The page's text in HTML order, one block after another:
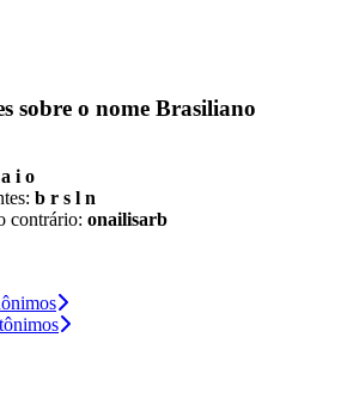
sobre o nome Brasiliano
a i o
b r s l n
contrário: onailisarb